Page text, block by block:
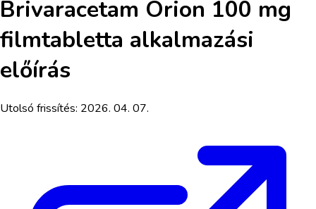
Brivaracetam Orion 100 mg
filmtabletta alkalmazási
előírás
Utolsó frissítés: 2026. 04. 07.